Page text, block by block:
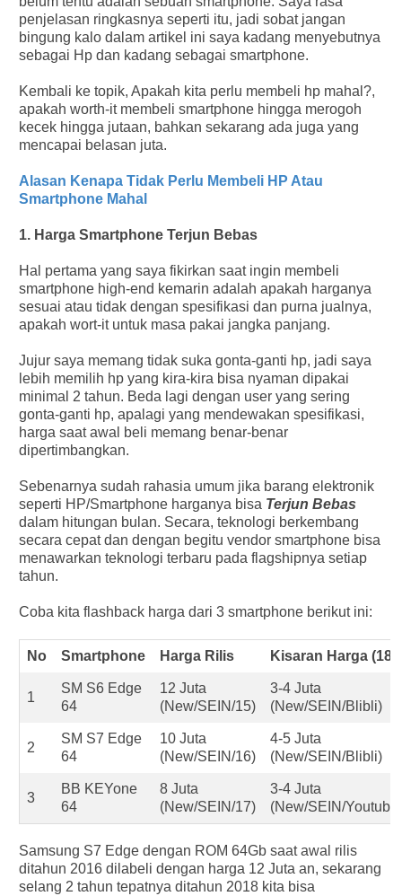
penjelasan ringkasnya seperti itu, jadi sobat jangan
bingung kalo dalam artikel ini saya kadang menyebutnya
sebagai Hp dan kadang sebagai smartphone.
Kembali ke topik, Apakah kita perlu membeli hp mahal?,
apakah worth-it membeli smartphone hingga merogoh
kecek hingga jutaan, bahkan sekarang ada juga yang
mencapai belasan juta.
Alasan Kenapa Tidak Perlu Membeli HP Atau
Smartphone Mahal
1. Harga Smartphone Terjun Bebas
Hal pertama yang saya fikirkan saat ingin membeli
smartphone high-end kemarin adalah apakah harganya
sesuai atau tidak dengan spesifikasi dan purna jualnya,
apakah wort-it untuk masa pakai jangka panjang.
Jujur saya memang tidak suka gonta-ganti hp, jadi saya
lebih memilih hp yang kira-kira bisa nyaman dipakai
minimal 2 tahun. Beda lagi dengan user yang sering
gonta-ganti hp, apalagi yang mendewakan spesifikasi,
harga saat awal beli memang benar-benar
dipertimbangkan.
Sebenarnya sudah rahasia umum jika barang elektronik
seperti HP/Smartphone harganya bisa Terjun Bebas
dalam hitungan bulan. Secara, teknologi berkembang
secara cepat dan dengan begitu vendor smartphone bisa
menawarkan teknologi terbaru pada flagshipnya setiap
tahun.
Coba kita flashback harga dari 3 smartphone berikut ini:
No Smartphone Harga Rilis Kisaran Harga (18)
1
SM S6 Edge
64
12 Juta
(New/SEIN/15)
3-4 Juta
(New/SEIN/Blibli)
2
SM S7 Edge
64
10 Juta
(New/SEIN/16)
4-5 Juta
(New/SEIN/Blibli)
3
BB KEYone
64
8 Juta
(New/SEIN/17)
3-4 Juta
(New/SEIN/
Samsung S7 Edge dengan ROM 64Gb saat awal rilis
ditahun 2016 dilabeli dengan harga 12 Juta an, sekarang
selang 2 tahun tepatnya ditahun 2018 kita bisa